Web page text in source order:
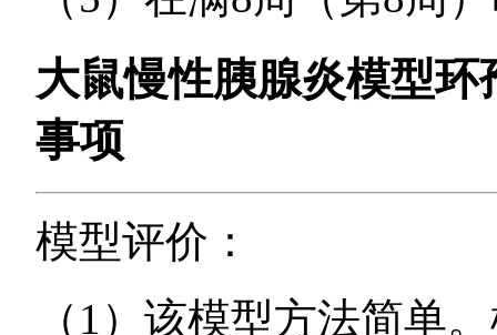
大鼠慢性胰腺炎模型
事项
模型评价：
（1）该模型方法简单